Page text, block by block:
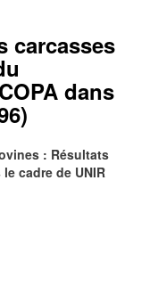
carcasses
dans
: Résultats
cadre de UNIR